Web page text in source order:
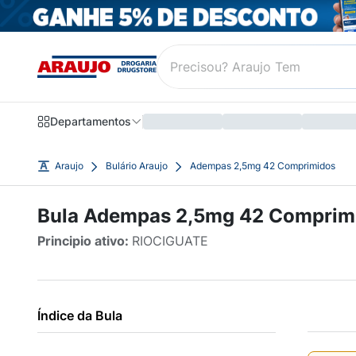
Departamentos
Araujo Bulário Araujo Adempas 2,5mg 42 Comprimidos
Bula Adempas 2,5mg 42
Principio ativo: RIOCIGUATE
Índice da Bula